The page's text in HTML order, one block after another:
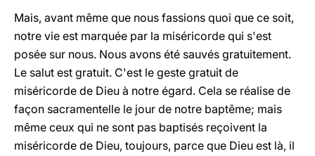
Mais, avant même que nous fassions quoi que ce soit,
notre vie est marquée par la miséricorde qui s'est
posée sur nous. Nous avons été sauvés gratuitement.
Le salut est gratuit. C'est le geste gratuit de
miséricorde de Dieu à notre égard. Cela se réalise de
façon sacramentelle le jour de notre baptême; mais
même ceux qui ne sont pas baptisés reçoivent la
miséricorde de Dieu, toujours, parce que Dieu est là, il